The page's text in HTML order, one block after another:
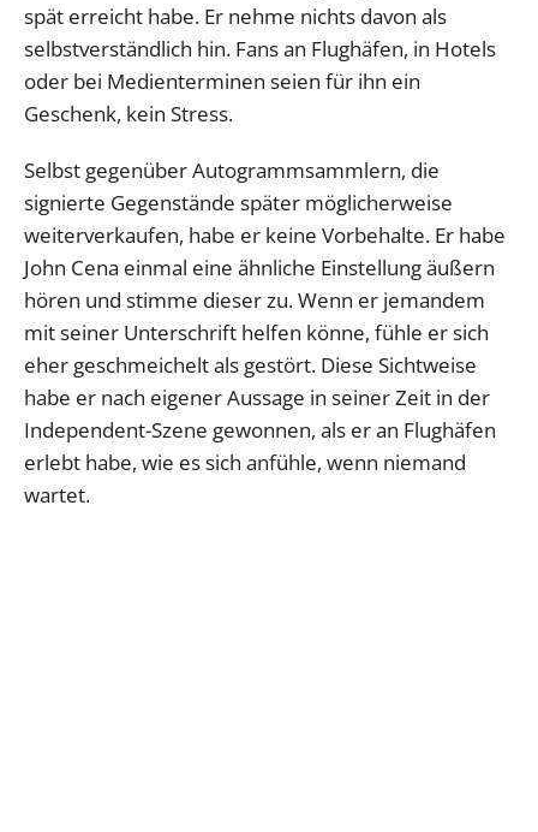
spät erreicht habe. Er nehme nichts davon als
selbstverständlich hin. Fans an Flughäfen, in Hotels
oder bei Medienterminen seien für ihn ein
Geschenk, kein Stress.
Selbst gegenüber Autogrammsammlern, die
signierte Gegenstände später möglicherweise
weiterverkaufen, habe er keine Vorbehalte. Er habe
John Cena einmal eine ähnliche Einstellung äußern
hören und stimme dieser zu. Wenn er jemandem
mit seiner Unterschrift helfen könne, fühle er sich
eher geschmeichelt als gestört. Diese Sichtweise
habe er nach eigener Aussage in seiner Zeit in der
Independent-Szene gewonnen, als er an Flughäfen
erlebt habe, wie es sich anfühle, wenn niemand
wartet.